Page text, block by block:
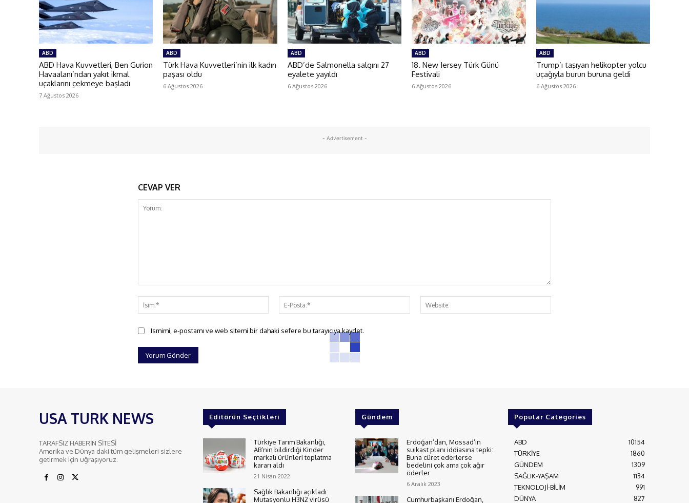
ABD
ABD Hava Kuvvetleri, Ben Gurion
Havaalanı’ndan yakıt ikmal
uçaklarını çekmeye başladı
7 Ağustos 2026
ABD
Türk Hava Kuvvetleri’nin ilk kadın
paşası oldu
6 Ağustos 2026
ABD
ABD’de Salmonella salgını 27
eyalete yayıldı
6 Ağustos 2026
ABD
18. New Jersey Türk Günü
Festivali
6 Ağustos 2026
ABD
Trump’ı taşıyan helikopter yolcu
uçağıyla burun buruna geldi
6 Ağustos 2026
- Advertisement -
CEVAP VER
İsim:*
Posta:*
Ismimi, e-postamı ve web sitemi bir dahaki sefere bu tarayıcıya kaydet.
USA TURK NEWS
TARAFSIZ HABERİN SİTESİ
Amerika ve Dünya daki tüm gelişmeleri sizlere
getirmek için uğraşıyoruz.
Editörün Seçtikleri
Türkiye Tarım Bakanlığı,
AB’nin bildirdiği Kinder
markalı ürünleri toplatma
kararı aldı
21 Nisan 2022
Sağlık Bakanlığı açıkladı:
Mutasyonlu H3N2 virüsü
Gündem
Erdoğan’dan, Mossad’ın
suikast planı iddiasına tepki:
Buna cüret ederlerse
bedelini çok ama çok ağır
öderler
6 Aralık 2023
Cumhurbaşkanı Erdoğan,
Popular Categories
ABD
10154
TÜRKİYE
1860
GÜNDEM
1309
SAĞLIK-YAŞAM
1134
TEKNOLOJİ-BİLİM
991
DÜNYA
827